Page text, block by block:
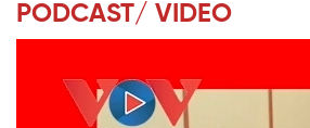
PODCAST/ VIDEO